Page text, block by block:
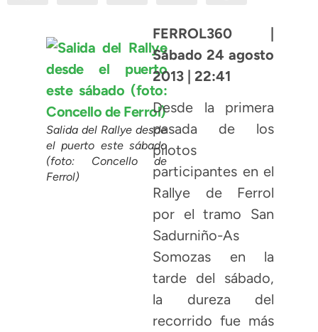
Salida del Rallye desde
el puerto este sábado
(foto: Concello de
Ferrol)
FERROL360 |
Sábado 24 agosto
2013 | 22:41
Desde la primera
pasada de los
pilotos
participantes en el
Rallye de Ferrol
por el tramo San
Sadurniño-As
Somozas en la
tarde del sábado,
la dureza del
recorrido fue más